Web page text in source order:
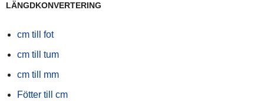
LÄNGDKONVERTERING
cm till fot
cm till tum
cm till mm
Fötter till cm